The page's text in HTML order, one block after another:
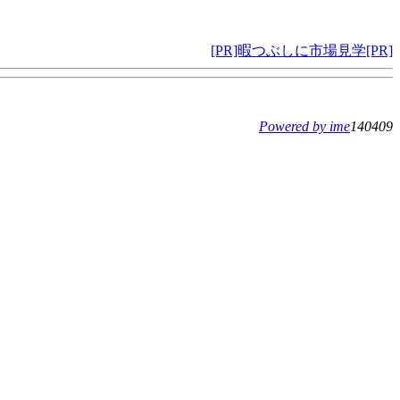
[PR]暇つぶしに市場見学[PR]
Powered by ime140409